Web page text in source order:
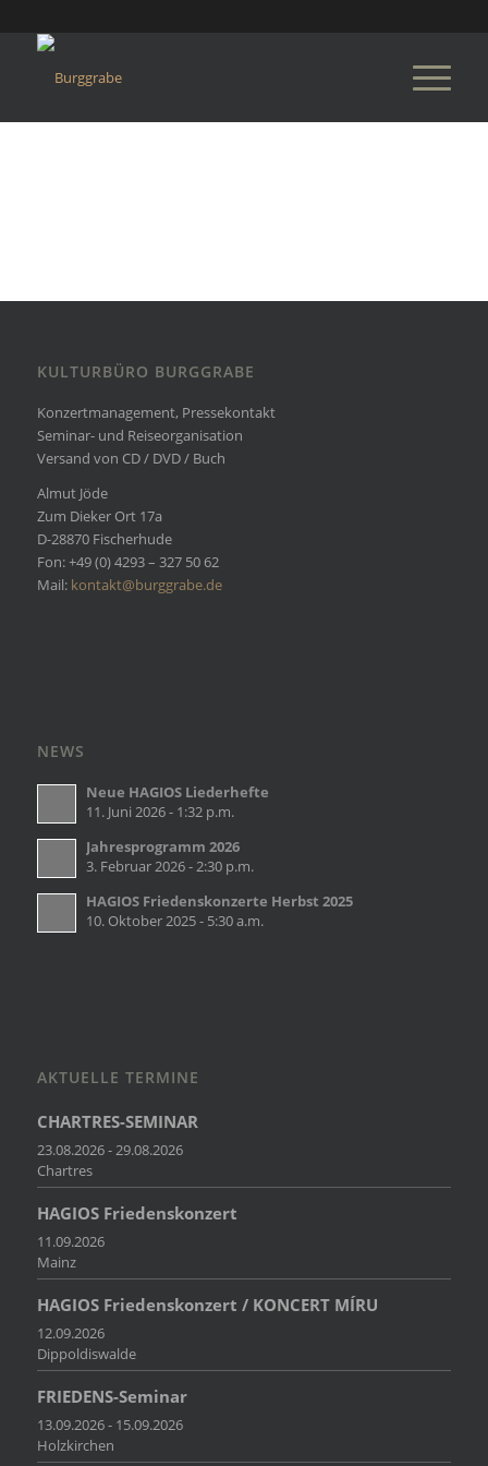
KULTURBÜRO BURGGRABE
Konzertmanagement, Pressekontakt
Seminar- und Reiseorganisation
Versand von CD / DVD / Buch
Almut Jöde
Zum Dieker Ort 17a
D-28870 Fischerhude
Fon: +49 (0) 4293 – 327 50 62
Mail: kontakt@burggrabe.de
NEWS
Neue HAGIOS Liederhefte
11. Juni 2026 - 1:32 p.m.
Jahresprogramm 2026
3. Februar 2026 - 2:30 p.m.
HAGIOS Friedenskonzerte Herbst 2025
10. Oktober 2025 - 5:30 a.m.
AKTUELLE TERMINE
CHARTRES-SEMINAR
23.08.2026 - 29.08.2026
Chartres
HAGIOS Friedenskonzert
11.09.2026
Mainz
HAGIOS Friedenskonzert / KONCERT MÍRU
12.09.2026
Dippoldiswalde
FRIEDENS-Seminar
13.09.2026 - 15.09.2026
Holzkirchen